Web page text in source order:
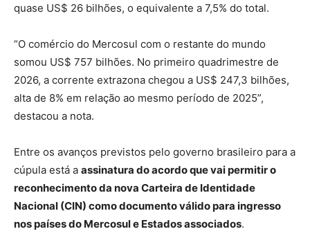
quase US$ 26 bilhões, o equivalente a 7,5% do total.
“O comércio do Mercosul com o restante do mundo
somou US$ 757 bilhões. No primeiro quadrimestre de
2026, a corrente extrazona chegou a US$ 247,3 bilhões,
alta de 8% em relação ao mesmo período de 2025”,
destacou a nota.
Entre os avanços previstos pelo governo brasileiro para a
cúpula está a assinatura do acordo que vai permitir o
reconhecimento da nova Carteira de Identidade
Nacional (CIN) como documento válido para ingresso
nos países do Mercosul e Estados associados.